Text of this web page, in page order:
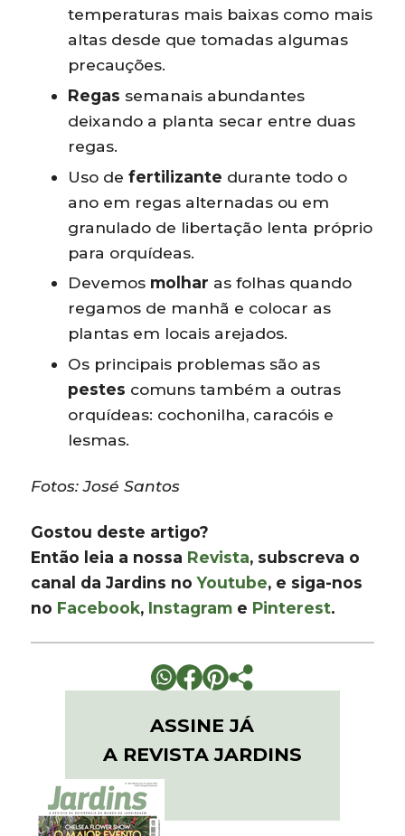
temperaturas mais baixas como mais
altas desde que tomadas algumas
precauções.
Regas semanais abundantes
deixando a planta secar entre duas
regas.
Uso de fertilizante durante todo o
ano em regas alternadas ou em
granulado de libertação lenta próprio
para orquídeas.
Devemos molhar as folhas quando
regamos de manhã e colocar as
plantas em locais arejados.
Os principais problemas são as
pestes comuns também a outras
orquídeas: cochonilha, caracóis e
lesmas.
Fotos: José Santos
Gostou deste artigo?
Então leia a nossa Revista, subscreva o
canal da Jardins noYoutube, e siga-nos
no Facebook, Instagram e Pinterest.
ASSINE JÁ
A REVISTA JARDINS